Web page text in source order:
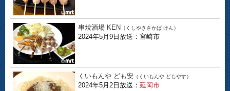
串焼酒場 KEN （くしやきさかば けん）
2024年5月9日放送：宮崎市
くいもんや ども安 （くいもんや どもやす）
2024年5月2日放送： 延岡市